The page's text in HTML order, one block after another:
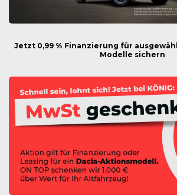
Jetzt 0,99 % Finanzierung für
Modelle sichern